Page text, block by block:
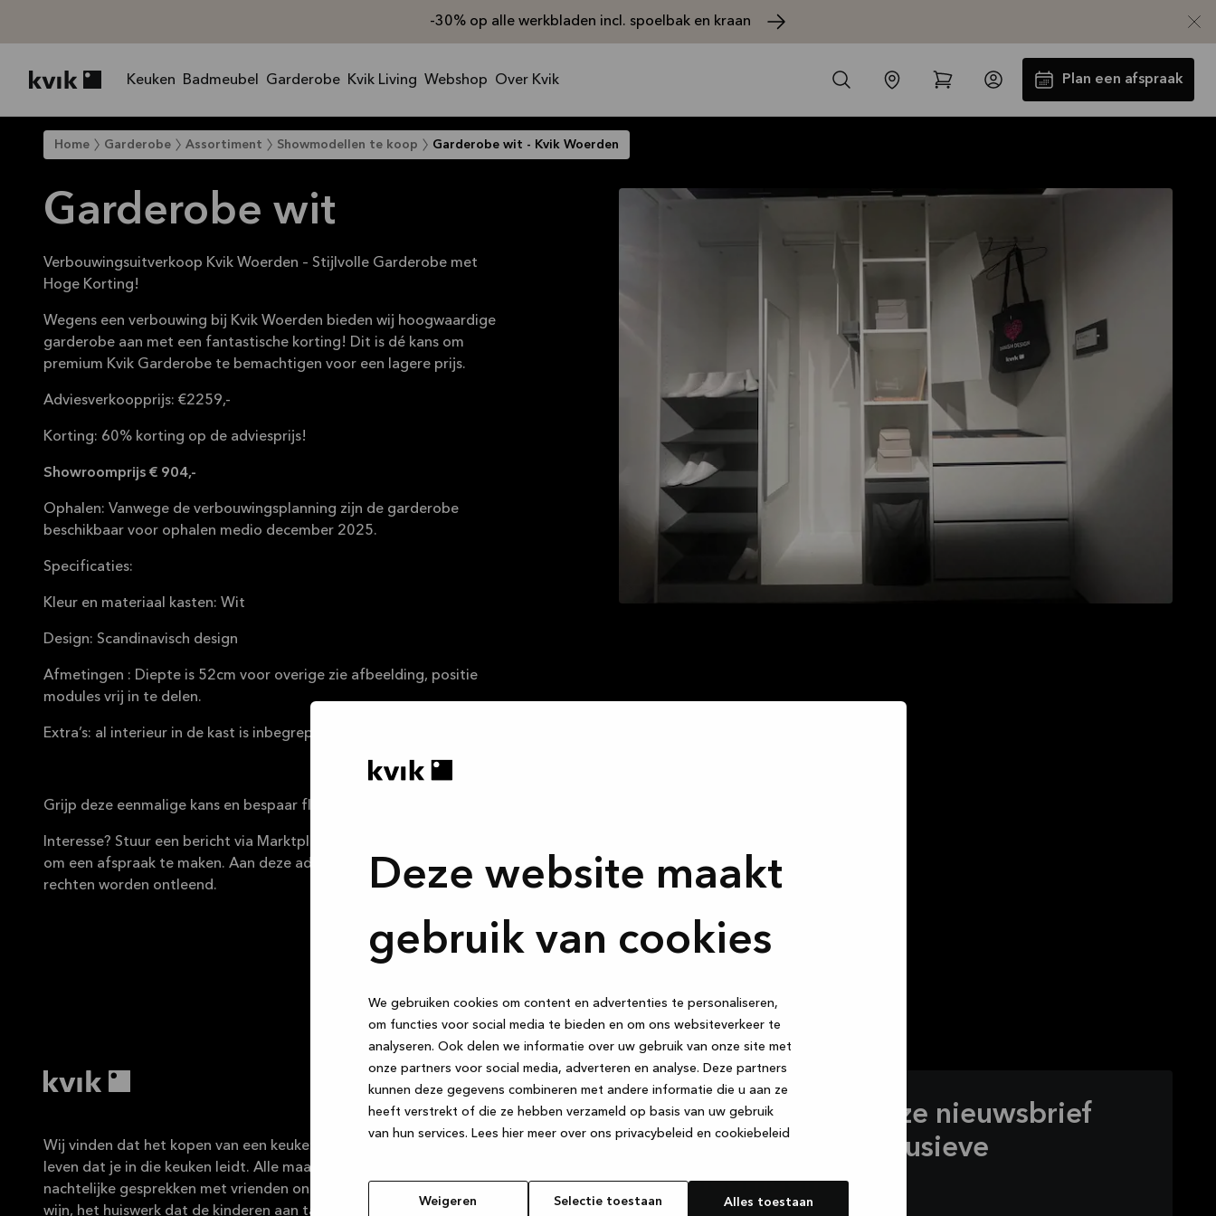
Deze website maakt
gebruik van cookies
We gebruiken cookies om content en advertenties te personaliseren,
om functies voor social media te bieden en om ons websiteverkeer te
analyseren. Ook delen we informatie over uw gebruik van onze site met
onze partners voor social media, adverteren en analyse. Deze partners
kunnen deze gegevens combineren met andere informatie die u aan ze
heeft verstrekt of die ze hebben verzameld op basis van uw gebruik
van hun services. Lees hier meer over ons privacybeleid en cookiebeleid
Weigeren Selectie toestaan Alles toestaan
-30% op alle werkbladen incl. spoelbak en kraan
Keuken Badmeubel Garderobe Kvik Living Webshop Over Kvik Plan een afspraak
-30% op alle werkbladen incl.
spoelbak en kraan*
Aanbieding is geldig tot16-08-2026
Bekijk aanbieding
Home Garderobe Assortiment Showmodellen te koop Garderobe wit - Kvik Woerden
Garderobe wit
Verbouwingsuitverkoop Kvik Woerden – Stijlvolle Garderobe met
Hoge Korting!
Wegens een verbouwing bij Kvik Woerden bieden wij hoogwaardige
garderobe aan met een fantastische korting! Dit is dé kans om
premium Kvik Garderobe te bemachtigen voor een lagere prijs.
Adviesverkoopprijs: €2259,-
Korting: 60% korting op de adviesprijs!
Showroomprijs € 904,-
Ophalen: Vanwege de verbouwingsplanning zijn de garderobe
beschikbaar voor ophalen medio december 2025.
Specificaties:
Kleur en materiaal kasten: Wit
Design: Scandinavisch design
Afmetingen : Diepte is 52cm voor overige zie afbeelding, positie
modules vrij in te delen.
Extra’s: al interieur in de kast is inbegrepen.
Grijp deze eenmalige kans en bespaar flink!
Interesse? Stuur een bericht via Marktplaats voor meer details of
om een afspraak te maken. Aan deze advertentie kunnen geen
rechten worden ontleend.
Wij vinden dat het kopen van een keuken net zo fijn moet zijn als het
leven dat je in die keuken leidt. Alle maaltijden die je kookt, de
nachtelijke gesprekken met vrienden onder het genot van een glas
wijn, het huiswerk dat de kinderen aan tafel maken, de kaartspelletjes
Meld je aan voor onze nieuwsbrief
en — ontvang exclusieve
aanbiedingen